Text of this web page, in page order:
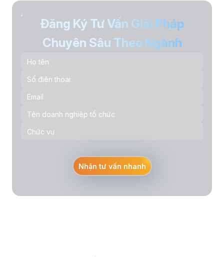
Đăng Ký Tư Vấn Giải Pháp
Chuyên Sâu Theo Ngành
Nhận tư vấn nhanh